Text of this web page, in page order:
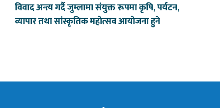
विवाद अन्त्य गर्दै जुम्लामा संयुक्त रूपमा कृषि, पर्यटन,
व्यापार तथा सांस्कृतिक महोत्सव आयोजना हुने